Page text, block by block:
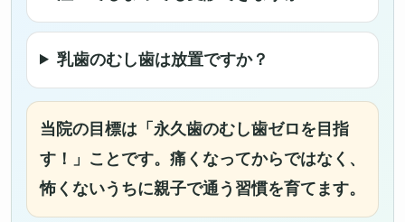
乳歯のむし歯は放置ですか？
当院の目標は「永久歯のむし歯ゼロを目指
す！」ことです。痛くなってからではなく、
怖くないうちに親子で通う習慣を育てます。